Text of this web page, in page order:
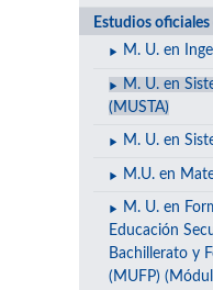
Estudios
M. U. en
M. U. en
(MUSTA)
M. U. en
M.U. en
M. U. en
Educación
Bachillerato y
(MUFP)